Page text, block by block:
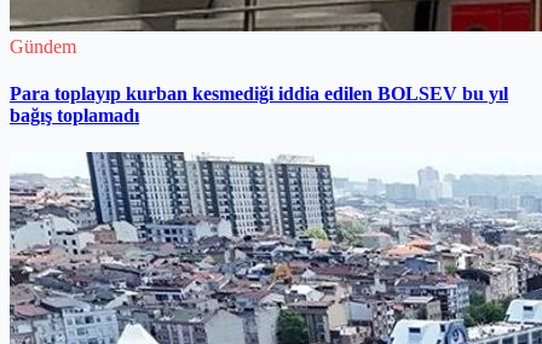
Gündem
Para toplayıp kurban kesmediği iddia edilen BOLSEV bu yıl
bağış toplamadı